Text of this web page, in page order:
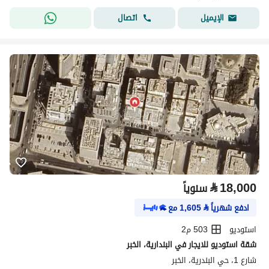
الإيميل
اتصال
⃁18,000 سنوياً
ادفع شهرياً⃁
1,605مع
استوديو
503 م2
شقة استوديو للايجار في البندارية، الخبر
شارع 1، حي البندرية، الخبر